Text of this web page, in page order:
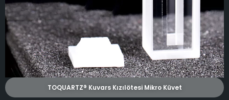
TOQUARTZ® Kuvars Kızılötesi Mikro Küvet